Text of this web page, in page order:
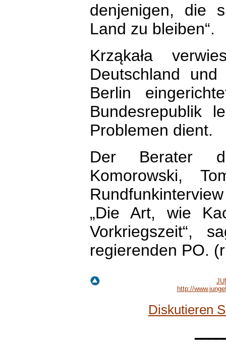
denjenigen, die
Land zu bleiben“.
Krząkała
Deutschland
Berlin
Bundesrepublik
Problemen dient.
Der Berater
Komorowski,
„Die Art, wie
Vorkriegszeit“,
regierenden PO.
http://
Diskutieren